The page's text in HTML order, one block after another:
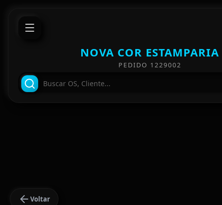
NOVA COR ESTAMPARIA
PEDIDO 1229002
Voltar